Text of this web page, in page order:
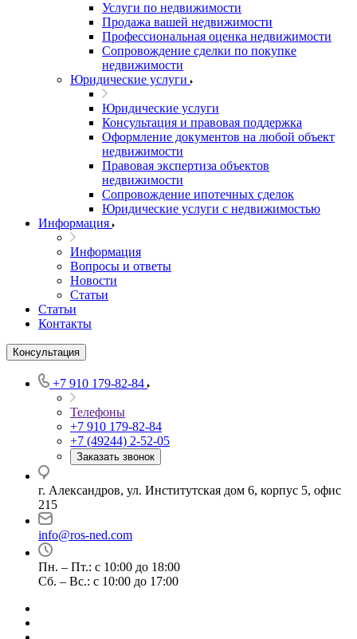
Услуги по недвижимости
Продажа вашей недвижимости
Профессиональная оценка недвижимости
Сопровождение сделки по покупке
недвижимости
Юридические услуги
Юридические услуги
Консультация и правовая поддержка
Оформление документов на любой объект
недвижимости
Правовая экспертиза объектов
недвижимости
Сопровождение ипотечных сделок
Юридические услуги с недвижимостью
Информация
Информация
Вопросы и ответы
Новости
Статьи
Статьи
Контакты
Консультация
+7 910 179-82-84
Телефоны
+7 910 179-82-84
+7 (49244) 2-52-05
Заказать звонок
г. Александров, ул. Институтская дом 6, корпус 5, офис
215
info@ros-ned.com
Пн. – Пт.: с 10:00 до 18:00
Сб. – Вс.: с 10:00 до 17:00